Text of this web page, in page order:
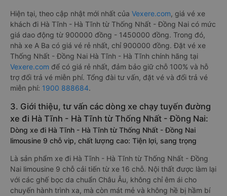
Hiện tại, theo cập nhật mới nhất của Vexere.com, giá vé xe
khách đi Hà Tĩnh - Hà Tĩnh từ Thống Nhất - Đồng Nai có mức
giá dao động từ 900000 đồng - 1450000 đồng. Trong đó,
nhà xe A Ba có giá vé rẻ nhất, chỉ 900000 đồng. Đặt vé xe
Thống Nhất - Đồng Nai Hà Tĩnh - Hà Tĩnh chính hãng tại
Vexere.com để có giá rẻ nhất, đảm bảo giữ chỗ 100% và hỗ
trợ đổi trả vé miễn phí. Tổng đài tư vấn, đặt vé và đổi trả vé
miễn phí: 1900 888684.
3. Giới thiệu, tư vấn các dòng xe chạy tuyến đường
xe đi Hà Tĩnh - Hà Tĩnh từ Thống Nhất - Đồng Nai:
Dòng xe đi Hà Tĩnh - Hà Tĩnh từ Thống Nhất - Đồng Nai
limousine 9 chỗ vip, chất lượng cao: Tiện lợi, sang trọng
Là sản phẩm xe đi Hà Tĩnh - Hà Tĩnh từ Thống Nhất - Đồng
Nai limousine 9 chỗ cải tiến từ xe 16 chỗ. Nội thất được làm lại
với các ghế bọc da chuẩn Châu Âu, không chỉ êm ái cho
chuyến hành trình xa, mà còn mát mẻ và không hề bị hầm bí